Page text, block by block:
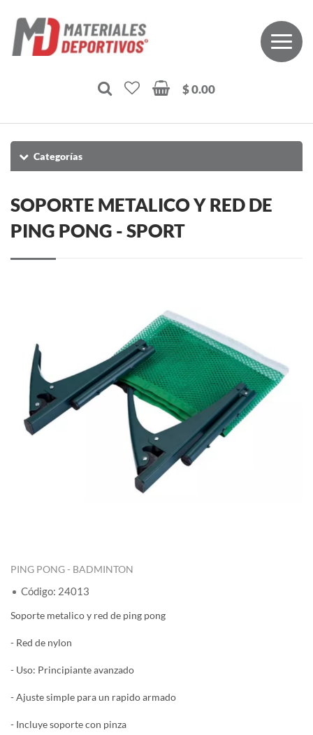
$ 0.00
Categorías
SOPORTE METALICO Y RED DE
PING PONG - SPORT
PING PONG - BADMINTON
Código: 24013
Soporte metalico y red de ping pong
- Red de nylon
- Uso: Principiante avanzado
- Ajuste simple para un rapido armado
- Incluye soporte con pinza